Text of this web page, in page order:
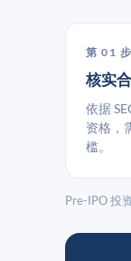
第 01 步
核实
依据
资格，
槛。
Pre-IPO 投